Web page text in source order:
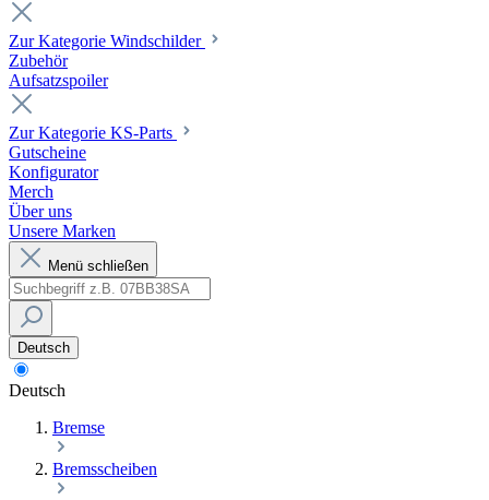
Zur Kategorie Windschilder
Zubehör
Aufsatzspoiler
Zur Kategorie KS-Parts
Gutscheine
Konfigurator
Merch
Über uns
Unsere Marken
Menü schließen
Deutsch
Deutsch
Bremse
Bremsscheiben